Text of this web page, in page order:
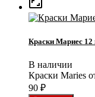

Краски Мариес 12
В наличии
Краски Maries
90 ₽